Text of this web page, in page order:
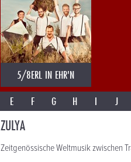
5/8ERL IN EHR'N
E F G H I J
ZULYA
Zeitgenössische Weltmusik zwischen